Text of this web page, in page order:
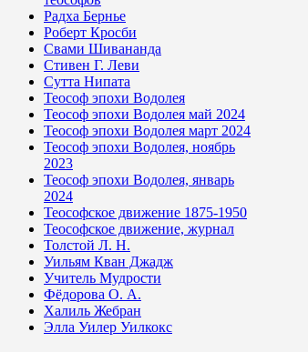
Радха Бернье
Роберт Кросби
Свами Шивананда
Стивен Г. Леви
Сутта Нипата
Теософ эпохи Водолея
Теософ эпохи Водолея май 2024
Теософ эпохи Водолея март 2024
Теософ эпохи Водолея, ноябрь
2023
Теософ эпохи Водолея, январь
2024
Теософское движение 1875-1950
Теософское движение, журнал
Толстой Л. Н.
Уильям Кван Джадж
Учитель Мудрости
Фёдорова О. А.
Халиль Жебран
Элла Уилер Уилкокс